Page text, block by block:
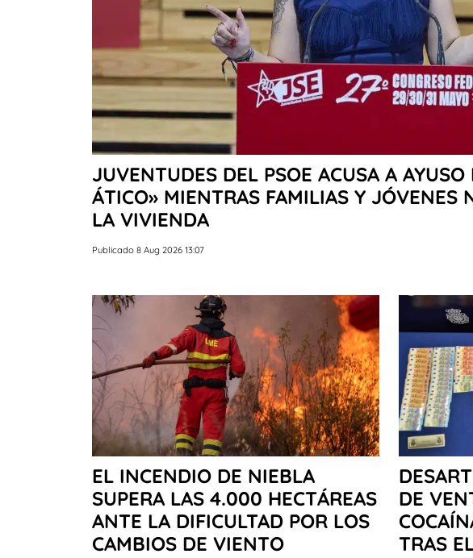
JUVENTUDES DEL PSOE ACUSA A
ÁTICO» MIENTRAS FAMILIAS Y JÓVENES
LA VIVIENDA
Publicado 8 Aug 2026 13:07
EL INCENDIO DE NIEBLA
SUPERA LAS 4.000 HECTÁREAS
ANTE LA DIFICULTAD POR LOS
CAMBIOS DE VIENTO
DE
TRAS